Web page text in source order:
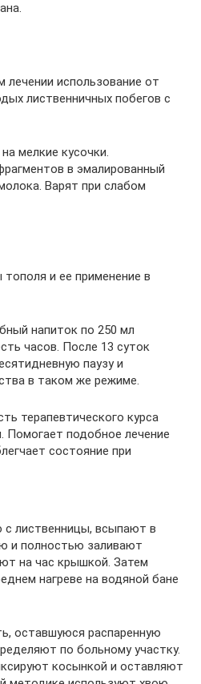
лечении использование от
лиственничных побегов с
мелкие кусочки.
в эмалированный
Варят при слабом
и ее применение в
напиток по 250 мл
часов. После 13 суток
паузу и
в таком же режиме.
терапевтического курса
Помогает подобное лечение
состояние при
лиственницы, всыпают в
и полностью заливают
на час крышкой. Затем
нагреве на водяной бане
оставшуюся распаренную
по больному участку.
косынкой и оставляют